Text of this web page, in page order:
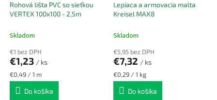
Rohová lišta PVC so sieťkou
VERTEX 100x100 - 2,5m
Skladom
€1 bez DPH
€1,23 / ks
Jednotková
cena:
€0,49 / 1 m
Do košíka
Lepiaca a armovacia malta
Kreisel MAX8
Skladom
€5,95 bez DPH
€7,32 / ks
Jednotková
cena:
€0,29 / 1 kg
Do košíka